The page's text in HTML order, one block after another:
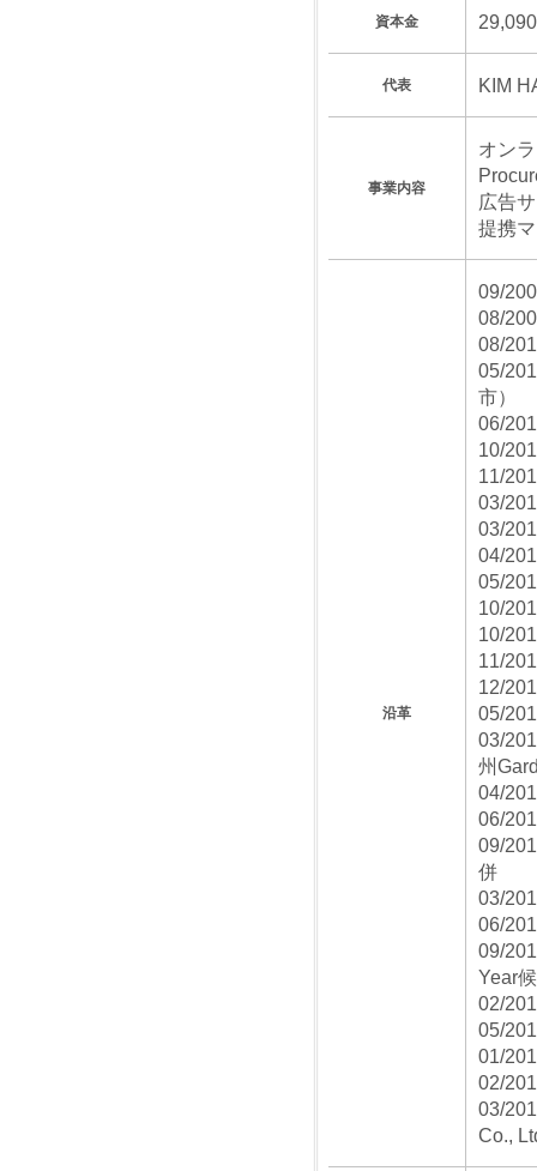
資本金
代表 KIM
事業内容
オン
広告
提携
沿革
09/
08/
08/
05/
市）
06/
10/
11/
03/
03/
04/
05/
10/
10/
11/
12/
05/
03/
州
04/
06/
09/
併
03/
06/
09/
Year
02/
05/
01/
02/
03/
Co.,